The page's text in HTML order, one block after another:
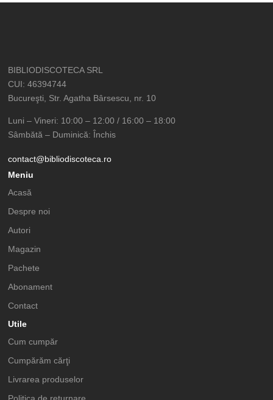
BIBLIODISCOTECA SRL
CUI: 46394744
Bucureşti, Str. Agatha Bârsescu, nr. 10
Luni – Vineri: 10:00 – 12:00 / 16:00 – 18:00
Sâmbătă – Duminică: Închis
contact@bibliodiscoteca.ro
Meniu
Acasă
Despre noi
Autori
Magazin
Pachete
Abonament
Contact
Utile
Cum cumpăr
Cumpărăm cărţi
Livrarea produselor
Politica de returnare